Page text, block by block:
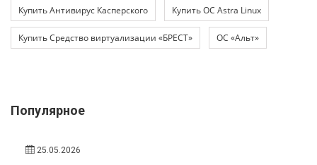
Купить Антивирус Касперского Купить ОС Astra Linux
Купить Средство виртуализации «БРЕСТ» ОС «Альт»
Популярное
25.05.2026